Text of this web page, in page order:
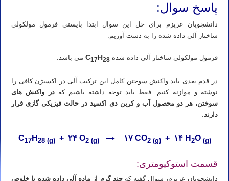
پاسخ سوال:
دانشجویان عزیزم برای حل این سوال ابتدا بایستی فرمول مولکولی
ساختار آلی داده شده را به دست آوریم.
فرمول مولکولی ساختار آلی داده شده C17H28 می باشد.
در قدم بعدی باید واکنش سوختن کامل این ترکیب آلی در اکسیژن کافی را
نوشته و موازنه کنیم. فقط باید توجه داشته باشیم کهدر واکنش های
سوختن، هر دو محصول آب و کربن دی اکسید در حالت فیزیکی گازی قرار
دارند
C17H 28 (g)+ ۲۴ O2 (g) → ۱۷ CO2 (g)+ ۱۴ H 2O (g)
قسمت استوکیومتری:
دانشجویان عزیزم، سوال گفته کهچند گرم از ماده آلی داده شده با خلوص